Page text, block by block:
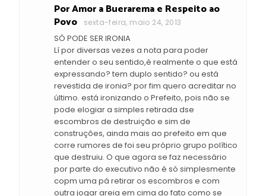
Por Amor a Buerarema e Respeito ao
Povo
sexta-feira, maio 24, 2013
SÓ PODE SER IRONIA
Lí por diversas vezes a nota para poder
entender o seu sentido,è realmente o que está
expressando? tem duplo sentido? ou está
revestida de ironia? por fim quero acreditar no
último. está ironizando o Prefeito, pois não se
pode elogiar a simples retirada dse
escombros de destruição e sim de
construções, ainda mais ao prefeito em que
corre rumores de foi seu próprio grupo político
que destruiu. O que agora se faz necessário
por parte do executivo não é só simplesmente
copm uma pá retirar os escombros e com
outra jogar areia em cima do fato como se